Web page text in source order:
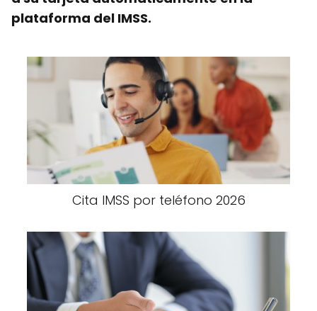
plataforma del IMSS.
Cita IMSS por teléfono 2026